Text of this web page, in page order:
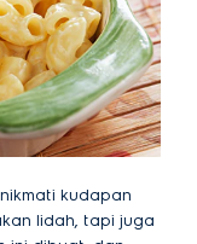
kudapan
lidah, tapi juga